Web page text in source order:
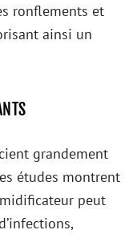
ronflements et
ainsi un
grandement
études montrent
peut